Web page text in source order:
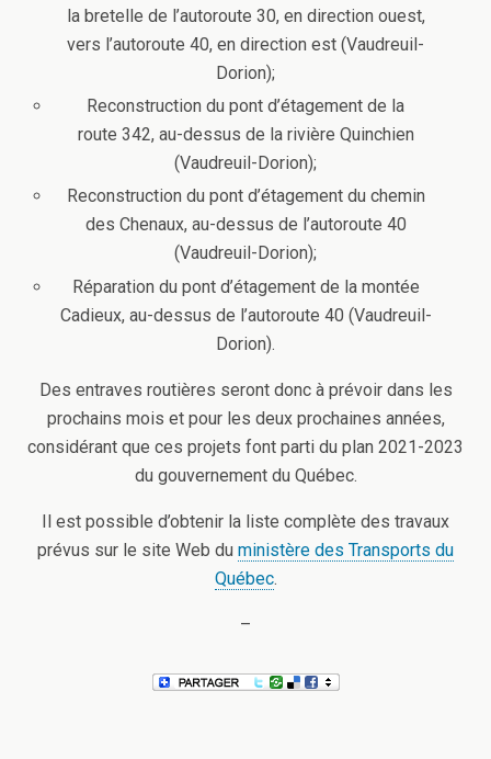
la bretelle de l’autoroute 30, en direction ouest,
vers l’autoroute 40, en direction est (Vaudreuil-
Dorion);
Reconstruction du pont d’étagement de la
route 342, au-dessus de la rivière Quinchien
(Vaudreuil-Dorion);
Reconstruction du pont d’étagement du chemin
des Chenaux, au-dessus de l’autoroute 40
(Vaudreuil-Dorion);
Réparation du pont d’étagement de la montée
Cadieux, au-dessus de l’autoroute 40 (Vaudreuil-
Dorion).
Des entraves routières seront donc à prévoir dans les
prochains mois et pour les deux prochaines années,
considérant que ces projets font parti du plan 2021-2023
du gouvernement du Québec.
Il est possible d’obtenir la liste complète des travaux
prévus sur le site Web du ministère des Transports du
Québec.
–